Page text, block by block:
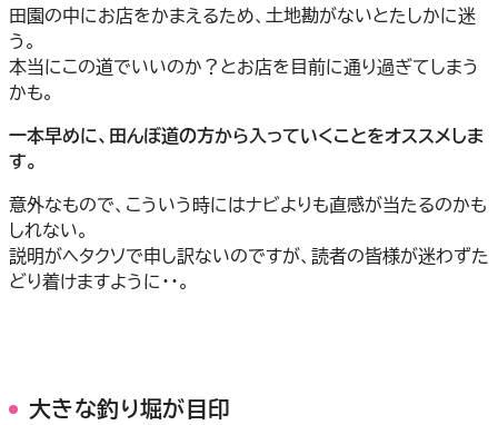
田園の中にお店をかまえるため、土地勘がないとたしかに迷
う。
本当にこの道でいいのか？とお店を目前に通り過ぎてしまう
かも。
一本早めに、田んぼ道の方から入っていくことをオススメしま
す。
意外なもので、こういう時にはナビよりも直感が当たるのかも
しれない。
説明がヘタクソで申し訳ないのですが、読者の皆様が迷わずた
どり着けますように・・。
大きな釣り堀が目印